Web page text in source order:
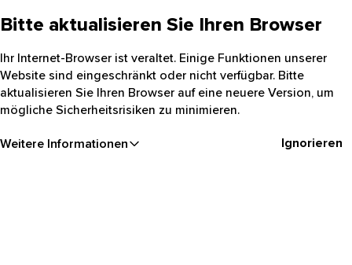
Bitte aktualisieren Sie Ihren Browser
Ihr Internet-Browser ist veraltet. Einige Funktionen unserer
Website sind eingeschränkt oder nicht verfügbar. Bitte
aktualisieren Sie Ihren Browser auf eine neuere Version, um
mögliche Sicherheitsrisiken zu minimieren.
Weitere Informationen Ignorieren